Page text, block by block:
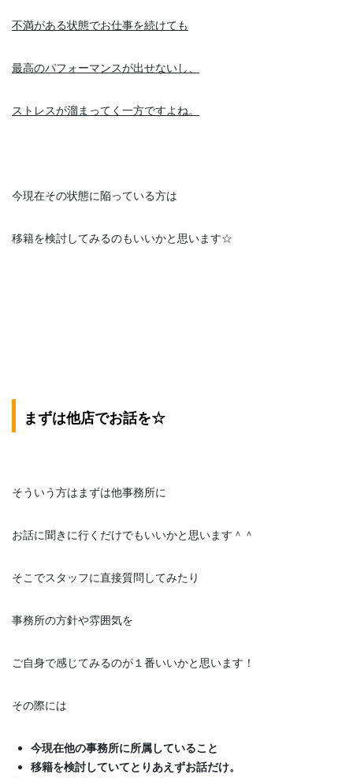
不満がある状態でお仕事を続けても
最高のパフォーマンスが出せないし、
ストレスが溜まってく一方ですよね。
今現在その状態に陥っている方は
移籍を検討してみるのもいいかと思います☆
まずは他店でお話を☆
そういう方はまずは他事務所に
お話に聞きに行くだけでもいいかと思います＾＾
そこでスタッフに直接質問してみたり
事務所の方針や雰囲気を
ご自身で感じてみるのが１番いいかと思います！
その際には
今現在他の事務所に所属していること
移籍を検討していてとりあえずお話だけ。